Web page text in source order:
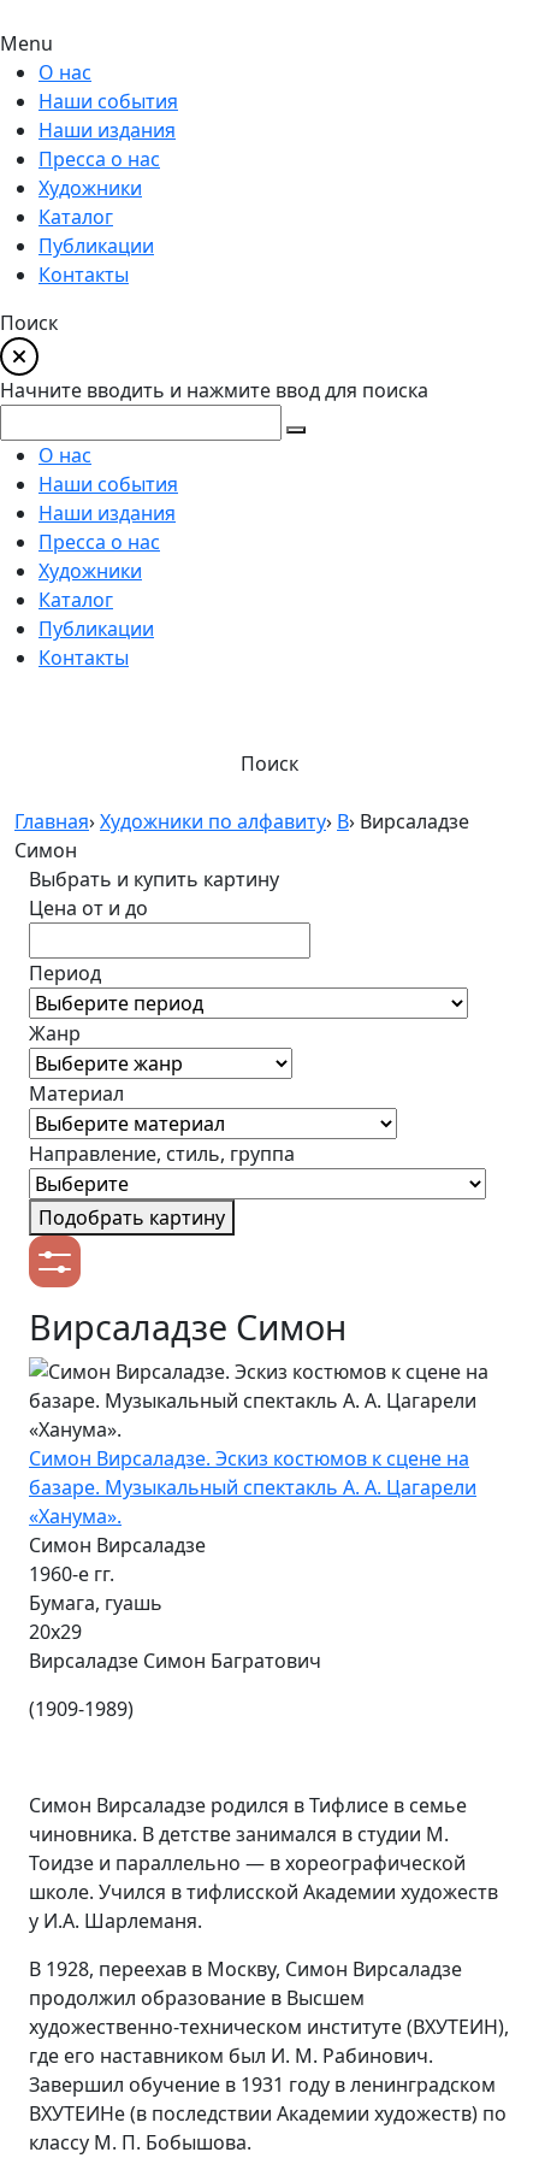
Menu
О нас
Наши события
Наши издания
Пресса о нас
Художники
Каталог
Публикации
Контакты
Поиск
Начните вводить и нажмите ввод для поиска
О нас
Наши события
Наши издания
Пресса о нас
Художники
Каталог
Публикации
Контакты
Поиск
Главная›Художники по алфавиту› В› Вирсаладзе
Симон
Выбрать и купить картину
Цена от и до
Период
Жанр
Материал
Направление, стиль, группа
Подобрать картину
Вирсаладзе Симон
Симон Вирсаладзе. Эскиз костюмов к сцене на
базаре. Музыкальный спектакль А. А. Цагарели
«Ханума».
Симон Вирсаладзе
1960-е гг.
Бумага, гуашь
20х29
Вирсаладзе Симон Багратович
(1909-1989)
Симон Вирсаладзе родился в Тифлисе в семье
чиновника. В детстве занимался в студии М.
Тоидзе и параллельно — в хореографической
школе. Учился в тифлисской Академии художеств
у И.А. Шарлеманя.
В 1928, переехав в Москву, Симон Вирсаладзе
продолжил образование в Высшем
художественно-техническом институте (ВХУТЕИН),
где его наставником был И. М. Рабинович.
Завершил обучение в 1931 году в ленинградском
ВХУТЕИНе (в последствии Академии художеств) по
классу М. П. Бобышова.